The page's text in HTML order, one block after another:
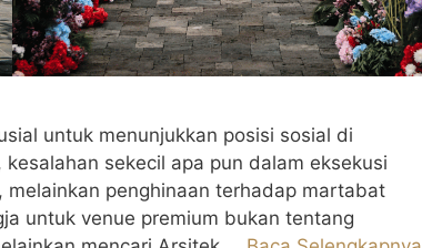
untuk menunjukkan posisi sosial di
sekecil apa pun dalam eksekusi
penghinaan terhadap martabat
untuk venue premium bukan tentang